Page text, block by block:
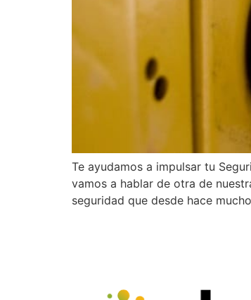
Te ayudamos a impulsar tu
vamos a hablar de otra de
seguridad que desde hace